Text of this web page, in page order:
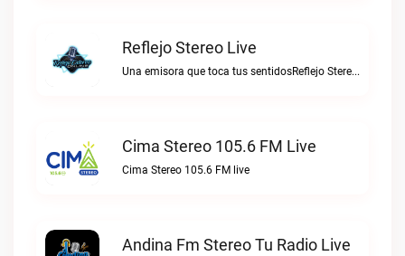
Reflejo Stereo Live
Una emisora que toca tus sentidosReflejo Stereo live
Cima Stereo 105.6 FM Live
Cima Stereo 105.6 FM live
Andina Fm Stereo Tu Radio Live